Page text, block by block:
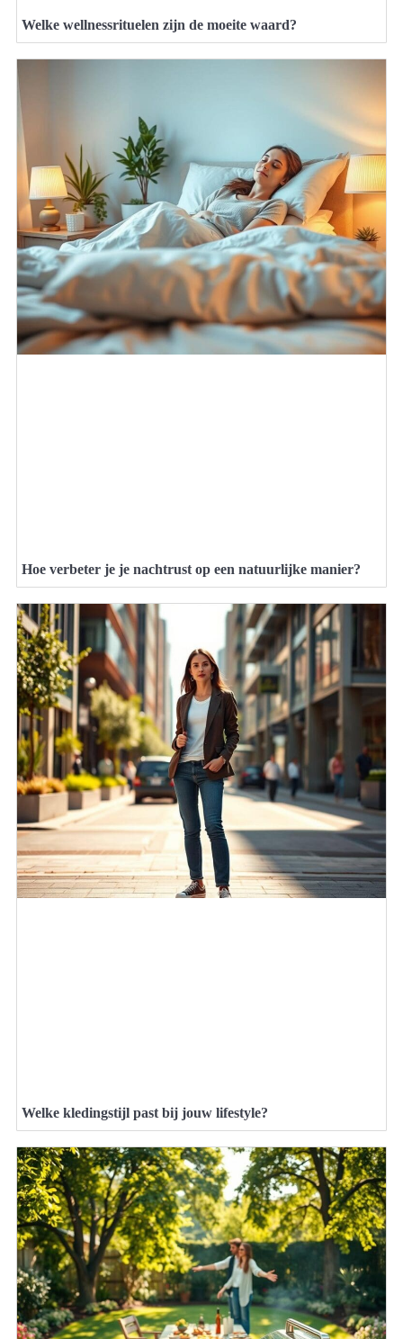
Welke wellnessrituelen zijn de moeite waard?
Hoe verbeter je je nachtrust op een natuurlijke manier?
Welke kledingstijl past bij jouw lifestyle?